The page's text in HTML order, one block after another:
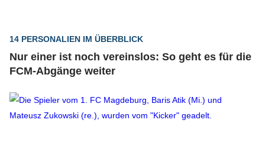
14 PERSONALIEN IM ÜBERBLICK
Nur einer ist noch vereinslos: So geht es für die
FCM-Abgänge weiter